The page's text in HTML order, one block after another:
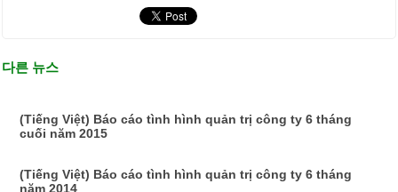
다른 뉴스
(Tiếng Việt) Báo cáo tình hình quản trị công ty 6 tháng
cuối năm 2015
(Tiếng Việt) Báo cáo tình hình quản trị công ty 6 tháng
năm 2014